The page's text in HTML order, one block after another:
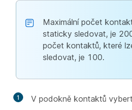
Maximální počet
staticky sledovat, je
počet kontaktů, které
sledovat, je 100.
1 V podokně kontaktů